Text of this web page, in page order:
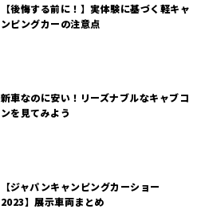
【後悔する前に！】実体験に基づく軽キャ
ンピングカーの注意点
新車なのに安い！リーズナブルなキャブコ
ンを見てみよう
【ジャパンキャンピングカーショー
2023】展示車両まとめ